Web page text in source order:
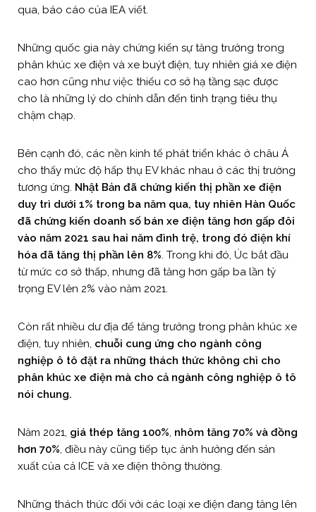
qua, báo cáo của IEA viết.
Những quốc gia này chứng kiến ​​sự tăng trưởng trong
phân khúc xe điện và xe buýt điện, tuy nhiên giá xe điện
cao hơn cũng như việc thiếu cơ sở hạ tầng sạc được
cho là những lý do chính dẫn đến tình trạng tiêu thụ
chậm chạp.
Bên cạnh đó, các nền kinh tế phát triển khác ở châu Á
cho thấy mức độ hấp thụ EV khác nhau ở các thị trường
tương ứng. Nhật Bản đã chứng kiến ​​thị phần xe điện
duy trì dưới 1% trong ba năm qua, tuy nhiên Hàn Quốc
đã chứng kiến ​​doanh số bán xe điện tăng hơn gấp đôi
vào năm 2021 sau hai năm đình trệ, trong đó điện khí
hóa đã tăng thị phần lên 8%. Trong khi đó, Úc bắt đầu
từ mức cơ sở thấp, nhưng đã tăng hơn gấp ba lần tỷ
trọng EV lên 2% vào năm 2021.
Còn rất nhiều dư địa để tăng trưởng trong phân khúc xe
điện, tuy nhiên, chuỗi cung ứng cho ngành công
nghiệp ô tô đặt ra những thách thức không chỉ cho
phân khúc xe điện mà cho cả ngành công nghiệp ô tô
nói chung.
Năm 2021, giá thép tăng 100%, nhôm tăng 70% và đồng
hơn 70%, điều này cũng tiếp tục ảnh hưởng đến sản
xuất của cả ICE và xe điện thông thường.
Những thách thức đối với các loại xe điện đang tăng lên